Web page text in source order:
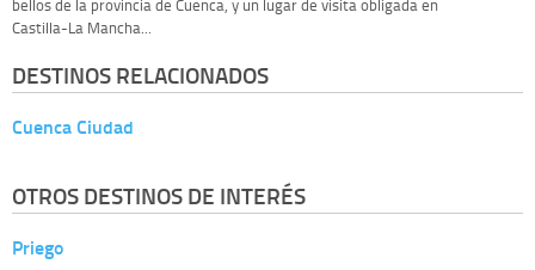
bellos de la provincia de Cuenca, y un lugar de visita obligada en
Castilla-La Mancha...
DESTINOS RELACIONADOS
Cuenca Ciudad
OTROS DESTINOS DE INTERÉS
Priego